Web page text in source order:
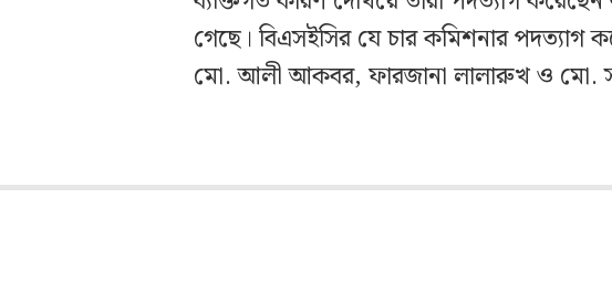
গেছে। বিএসইসির যে চার কমিশনার পদত্যাগ
মো. আলী আকবর, ফারজানা লালারুখ ও মো.